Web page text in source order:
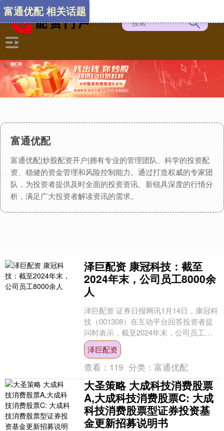
富通优配
富通优配|炒股配资开户|拥有专业的管理团队、科学的投资配
资、稳健的资金管理和风险控制能力。通过打造权威的专家团
队，为投资者提供及时全面的投资资讯、新锐具深度的行情分
析，满足广大投资者解读资讯的需求。
富通优配 相关话题
泽巨配资 康冠科技：截至
2024年末，公司员工8000余
人
泽巨配资 证券日报网讯1月14日，康冠科
技（001308）在互动平台回答投资者提
问时表示，截至2024年末，公司员工
8000余人。公司已于2025年10月15日....
泽巨配资
查看： 119 分类：富通优配
大圣策略 大成科技消费股票
A,大成科技消费股票C: 大成
科技消费股票型证券投资基
金更新招募说明书